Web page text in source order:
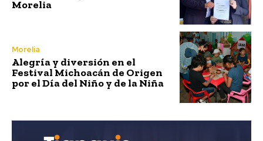
Morelia
Morelia
Alegría y diversión en el
Festival Michoacán de Origen
por el Día del Niño y de la Niña